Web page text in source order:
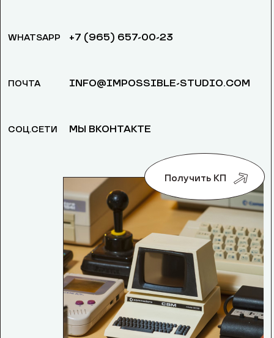
WHATSAPP
ПОЧТА
СОЦ.СЕТИ
+7 (965) 657-00-23
INFO@IMPOSSIBLE-STUDIO.COM
МЫ ВКОНТАКТЕ
Получить КП